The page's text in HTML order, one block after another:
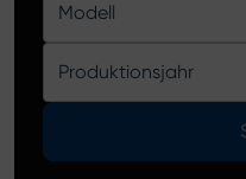
Modell
Produktionsjahr